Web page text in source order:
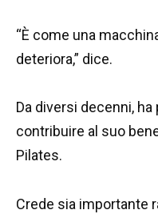
“È come una
deteriora,” dice.
Da diversi decenni,
contribuire al suo
Pilates.
Crede sia importante